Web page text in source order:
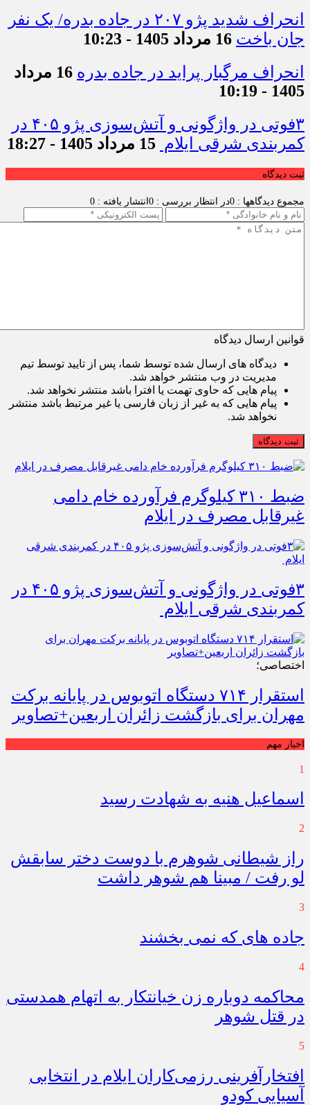
انحراف شدید پژو ۲۰۷ در جاده بدره/ یک نفر
جان باخت 16 مرداد 1405 - 10:23
انحراف مرگبار پراید در جاده بدره
16 مرداد
1405 - 10:19
۳فوتی در واژگونی و آتش‌سوزی پژو ۴۰۵ در
کمربندی شرقی ایلام 15 مرداد 1405 - 18:27
ثبت دیدگاه
مجموع دیدگاهها : 0 در انتظار بررسی : 0 انتشار یافته : 0
قوانین ارسال دیدگاه
دیدگاه های ارسال شده توسط شما، پس از تایید توسط تیم
مدیریت در وب منتشر خواهد شد.
پیام هایی که حاوی تهمت یا افترا باشد منتشر نخواهد شد.
پیام هایی که به غیر از زبان فارسی یا غیر مرتبط باشد منتشر
نخواهد شد.
ثبت دیدگاه
ضبط ۳۱۰ کیلوگرم فرآورده خام دامی
غیرقابل مصرف در ایلام
۳فوتی در واژگونی و آتش‌سوزی پژو ۴۰۵ در
کمربندی شرقی ایلام
اختصاصی؛
استقرار ۷۱۴ دستگاه اتوبوس در پایانه برکت
مهران برای بازگشت زائران اربعین+تصاویر
اخبار مهم
1
اسماعیل هنیه به شهادت رسید
2
راز شیطانی شوهرم با دوست دختر سابقش
لو رفت / مبینا هم شوهر داشت
3
جاده های که نمی بخشند
4
محاکمه دوباره زن خیانتکار به اتهام همدستی
در قتل شوهر
5
افتخارآفرینی رزمی‌کاران ایلام در انتخابی
آسیایی کودو